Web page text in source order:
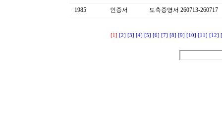
1985
인증서 도축증명서 260713-260717
[1] [2] [3] [4] [5] [6] [7] [8] [9] [10] [11] [12]